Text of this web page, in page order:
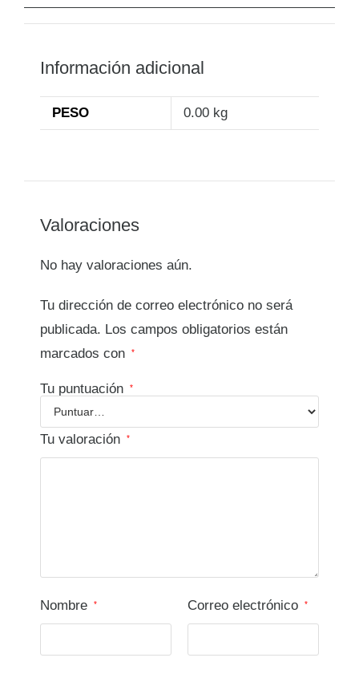
Información adicional
PESO 0.00 kg
Valoraciones
No hay valoraciones aún.
Tu dirección de correo electrónico no será
publicada. Los campos obligatorios están
marcados con
*
Tu puntuación *
Tu valoración *
Nombre * Correo electrónico *